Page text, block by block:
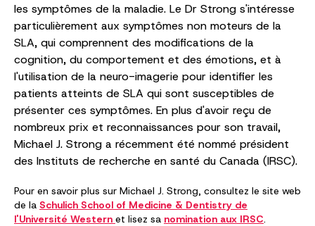
les symptômes de la maladie. Le Dr Strong s'intéresse
particulièrement aux symptômes non moteurs de la
SLA, qui comprennent des modifications de la
cognition, du comportement et des émotions, et à
l'utilisation de la neuro-imagerie pour identifier les
patients atteints de SLA qui sont susceptibles de
présenter ces symptômes. En plus d'avoir reçu de
nombreux prix et reconnaissances pour son travail,
Michael J. Strong a récemment été nommé président
des Instituts de recherche en santé du Canada (IRSC).
Pour en savoir plus sur Michael J. Strong, consultez le site web
de la Schulich School of Medicine & Dentistry de
l'Université Western et lisez sa nomination aux IRSC.